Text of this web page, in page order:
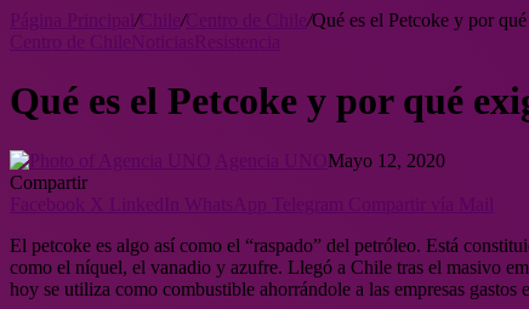
/Chile /Centro de Chile /Qué es el Petcoke y por
Qué es el Petcoke y por qué
Mayo 12, 2020
Compartir
El petcoke es algo así como el “raspado” del petróleo. Está
como el níquel, el vanadio y azufre. Llegó a Chile tras el masivo
hoy se utiliza como combustible ahorrándole a las empresas